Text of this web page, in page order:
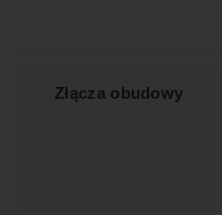
Złącza obudowy